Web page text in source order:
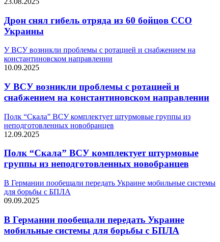
Дрон снял гибель отряда из 60 бойцов ССО
Украины
У ВСУ возникли проблемы с ротацией и снабжением на
константиновском направлении
10.09.2025
У ВСУ возникли проблемы с ротацией и
снабжением на константиновском направлении
Полк “Скала” ВСУ комплектует штурмовые группы из
неподготовленных новобранцев
12.09.2025
Полк “Скала” ВСУ комплектует штурмовые
группы из неподготовленных новобранцев
В Германии пообещали передать Украине мобильные системы
для борьбы с БПЛА
09.09.2025
В Германии пообещали передать Украине
мобильные системы для борьбы с БПЛА